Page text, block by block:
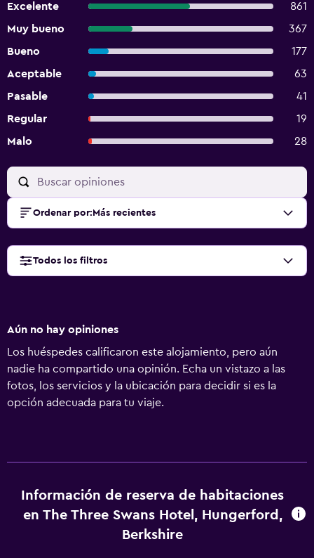
Excelente
861
Muy bueno
367
Bueno
177
Aceptable
63
Pasable
41
Regular
19
Malo
28
Ordenar por: Más recientes
Todos los filtros
Aún no hay opiniones
Los huéspedes calificaron este alojamiento, pero aún
nadie ha compartido una opinión. Echa un vistazo a las
fotos, los servicios y la ubicación para decidir si es la
opción adecuada para tu viaje.
Información de reserva de habitaciones
en The Three Swans Hotel, Hungerford,
Berkshire